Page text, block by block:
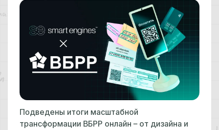
Подведены итоги масштабной
трансформации ВБРР онлайн – от дизайна и